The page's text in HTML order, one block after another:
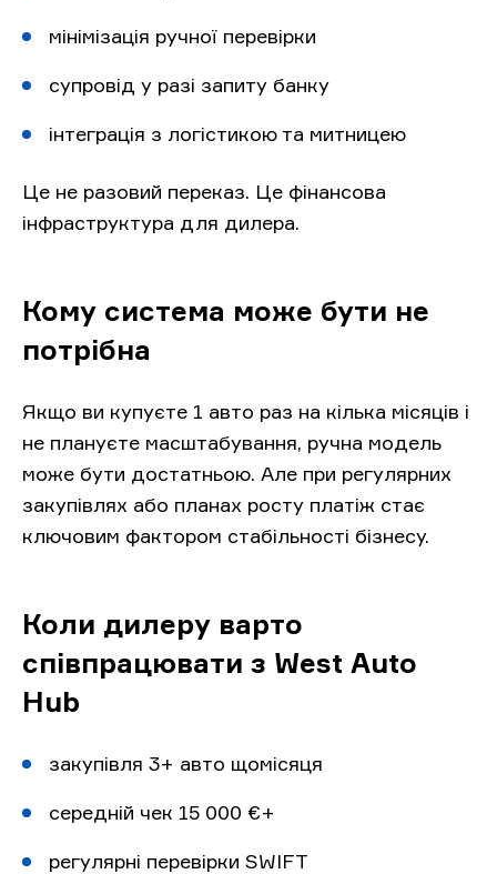
мінімізація ручної перевірки
супровід у разі запиту банку
інтеграція з логістикою та митницею
Це не разовий переказ. Це фінансова
інфраструктура для дилера.
Кому система може бути не
потрібна
Якщо ви купуєте 1 авто раз на кілька місяців і
не плануєте масштабування, ручна модель
може бути достатньою. Але при регулярних
закупівлях або планах росту платіж стає
ключовим фактором стабільності бізнесу.
Коли дилеру варто
співпрацювати з West Auto
Hub
закупівля 3+ авто щомісяця
середній чек 15 000 €+
регулярні перевірки SWIFT